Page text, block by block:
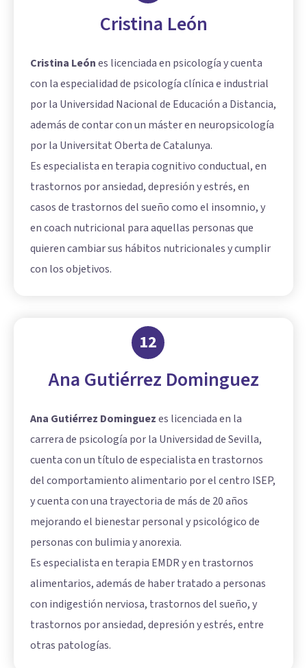
Cristina León
Cristina Leónes licenciada en psicología y cuenta
con la especialidad de psicología clínica e industrial
por la Universidad Nacional de Educación a Distancia,
además de contar con un máster en neuropsicología
por la Universitat Oberta de Catalunya.
Es especialista en terapia cognitivo conductual, en
trastornos por ansiedad, depresión y estrés, en
casos de trastornos del sueño como el insomnio, y
en coach nutricional para aquellas personas que
quieren cambiar sus hábitos nutricionales y cumplir
con los objetivos.
12
Ana Gutiérrez Dominguez
Ana Gutiérrez Dominguezes licenciada en la
carrera de psicología por la Universidad de Sevilla,
cuenta con un título de especialista en trastornos
del comportamiento alimentario por el centro ISEP,
y cuenta con una trayectoria de más de 20 años
mejorando el bienestar personal y psicológico de
personas con bulimia y anorexia.
Es especialista en terapia EMDR y en trastornos
alimentarios, además de haber tratado a personas
con indigestión nerviosa, trastornos del sueño, y
trastornos por ansiedad, depresión y estrés, entre
otras patologías.